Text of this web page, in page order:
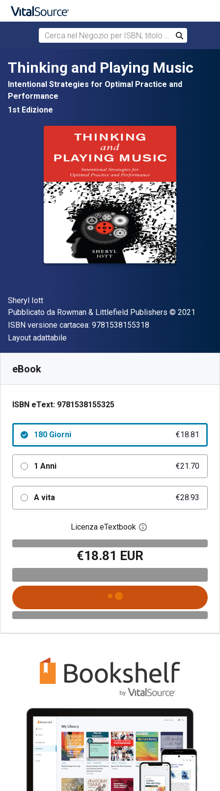
Passa al contenuto principale
Cerca nel Negozio per ISBN, titolo o autore
Cerca
Thinking and Playing Music
Intentional Strategies for Optimal Practice and
Performance
1st Edizione
Autore(i)
Sheryl Iott
Editore
Pubblicato da Rowman & Littlefield Publishers Copyright
© 2021
ISBN versione cartacea: 9781538155318
Formato
Layout adattabile
eBook
ISBN eText: 9781538155325
180 Giorni €18.81
1 Anni €21.70
A vita €28.93
Licenza eTextbook Apri la finestra di
€18.81 EUR